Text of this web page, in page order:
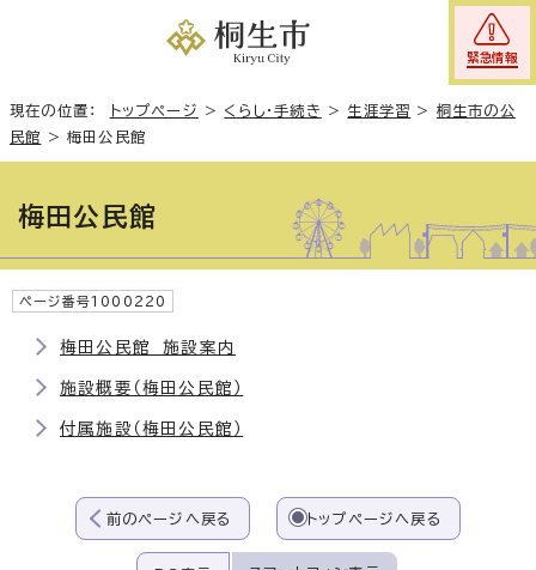
緊急情報
現在の位置： トップページ > くらし・手続き > 生涯学習 > 桐生市の公
民館
>梅田公民館
梅田公民館
ページ番号1000220
梅田公民館 施設案内
施設概要（梅田公民館）
付属施設（梅田公民館）
前のページへ戻る トップページへ戻る